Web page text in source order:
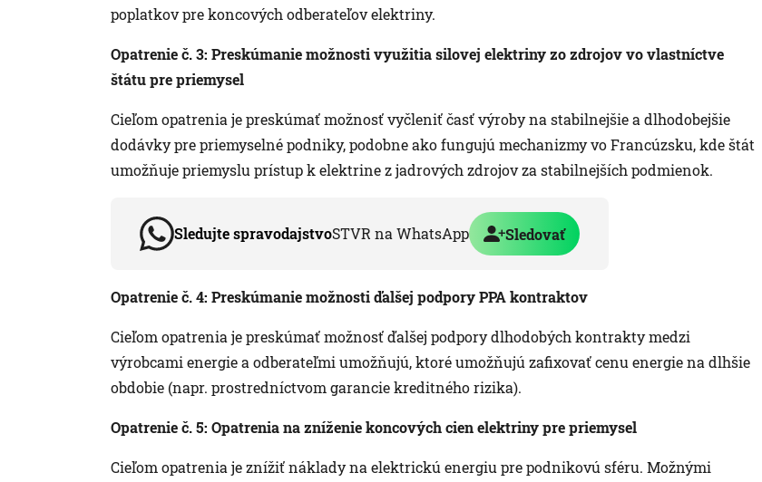
poplatkov pre koncových odberateľov elektriny.
Opatrenie č. 3: Preskúmanie možnosti využitia silovej elektriny zo zdrojov vo vlastníctve
štátu pre priemysel
Cieľom opatrenia je preskúmať možnosť vyčleniť časť výroby na stabilnejšie a dlhodobejšie
dodávky pre priemyselné podniky, podobne ako fungujú mechanizmy vo Francúzsku, kde štát
umožňuje priemyslu prístup k elektrine z jadrových zdrojov za stabilnejších podmienok.
Sledujte spravodajstvoSTVR na WhatsApp Sledovať
Opatrenie č. 4: Preskúmanie možnosti ďalšej podpory PPA kontraktov
Cieľom opatrenia je preskúmať možnosť ďalšej podpory dlhodobých kontrakty medzi
výrobcami energie a odberateľmi umožňujú, ktoré umožňujú zafixovať cenu energie na dlhšie
obdobie (napr. prostredníctvom garancie kreditného rizika).
Opatrenie č. 5: Opatrenia na zníženie koncových cien elektriny pre priemysel
Cieľom opatrenia je znížiť náklady na elektrickú energiu pre podnikovú sféru. Možnými